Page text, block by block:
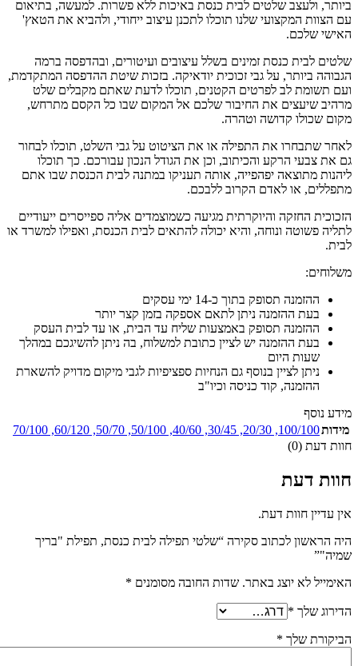
ביותר, ולעצב שלטים לבית כנסת באיכות ללא פשרות. למעשה, בתיאום
עם הצוות המקצועי שלנו תוכלו לתכנן עיצוב ייחודי, ולהביא את הטאץ'
האישי שלכם.
שלטים לבית כנסת זמינים בשלל עיצובים ועיטורים, ובהדפסה ברמה
הגבוהה ביותר, על גבי זכוכית יודאיקה. בזכות שיטת ההדפסה המתקדמת,
ועם תשומת לב לפרטים הקטנים, תוכלו לדעת שאתם מקבלים שלט
מרהיב שיעצים את החיבור שלכם אל המקום שבו כל הקסם מתרחש,
מקום שכולו קדושה וטהרה.
לאחר שתבחרו את התפילה או את הציטוט על גבי השלט, תוכלו לבחור
גם את צבעי הרקע והכיתוב, וכן את הגודל הנכון עבורכם. כך תוכלו
ליהנות מתוצאה יפהפייה, אותה תעניקו במתנה לבית הכנסת שבו אתם
מתפללים, או לאדם הקרוב ללבכם.
הזכוכית החזקה והיוקרתית מגיעה כשמוצמדים אליה ספייסרים ייעודיים
לתליה פשוטה ונוחה, והיא יכולה להתאים לבית הכנסת, ואפילו למשרד או
לבית.
משלוחים:
ההזמנה תסופק בתוך כ-14 ימי עסקים
בעת ההזמנה ניתן לתאם אספקה בזמן קצר יותר
ההזמנה תסופק באמצעות שליח עד הבית, או עד לבית העסק
בעת ההזמנה יש לציין כתובת למשלוח, בה ניתן להשיגכם במהלך
שעות היום
ניתן לציין בנוסף גם הנחיות ספציפיות לגבי מיקום מדויק להשארת
ההזמנה, קוד כניסה וכיו"ב
מידע נוסף
מידות100/100
,
20/30
,
30/45
,
40/60
,
50/100
,
50/70
,
60/120
,
70/100
חוות דעת (0)
חוות דעת
אין עדיין חוות דעת.
היה הראשון לכתוב סקירה “שלטי תפילה לבית כנסת, תפילת "בריך
שמיה"”
האימייל לא יוצג באתר. שדות החובה מסומנים *
הדירוג שלך *
הביקורת שלך *